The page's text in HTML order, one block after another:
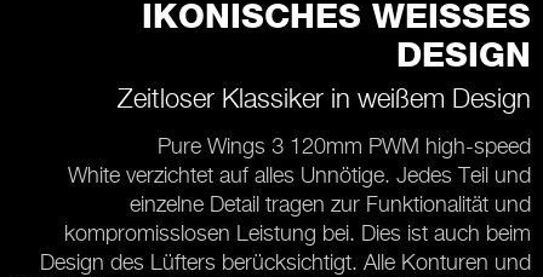
IKONISCHES WEISSES
DESIGN
Zeitloser Klassiker in weißem Design
Pure Wings 3 120mm PWM high-speed
White verzichtet auf alles Unnötige. Jedes Teil und
einzelne Detail tragen zur Funktionalität und
kompromisslosen Leistung bei. Dies ist auch beim
Design des Lüfters berücksichtigt. Alle Konturen und